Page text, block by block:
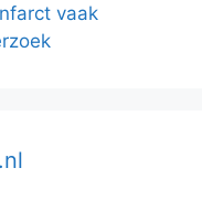
vaak